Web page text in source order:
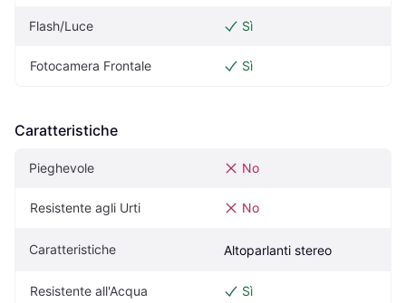
Flash/Luce Sì
Fotocamera Frontale Sì
Caratteristiche
Pieghevole No
Resistente agli Urti No
Caratteristiche Altoparlanti stereo
Resistente all'Acqua Sì